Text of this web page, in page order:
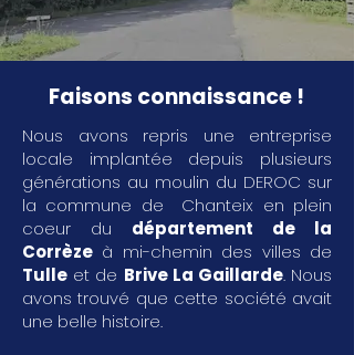
Faisons connaissance !
Nous avons repris une entreprise
locale implantée depuis plusieurs
générations au moulin du DEROC sur
la commune de Chanteix en plein
coeur du département de la
Corrèze à mi-chemin des villes de
Tulle et de Brive La Gaillarde. Nous
avons trouvé que cette société avait
une belle histoire.